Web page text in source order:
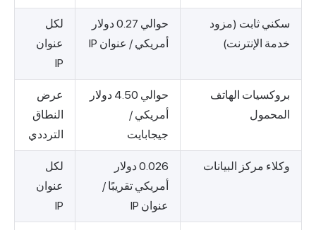
سكني ثابت (مزود
خدمة الإنترنت)
حوالي 0.27 دولار
أمريكي / عنوان IP
لكل
عنوان
IP
بروكسيات الهاتف
المحمول
حوالي 4.50 دولار
أمريكي /
جيجابايت
عرض
النطاق
الترددي
وكلاء مركز البيانات
0.026 دولار
أمريكي تقريبًا /
عنوان IP
لكل
عنوان
IP